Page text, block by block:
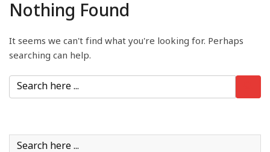
Nothing Found
It seems we can't find what you're looking for. Perhaps
searching can help.